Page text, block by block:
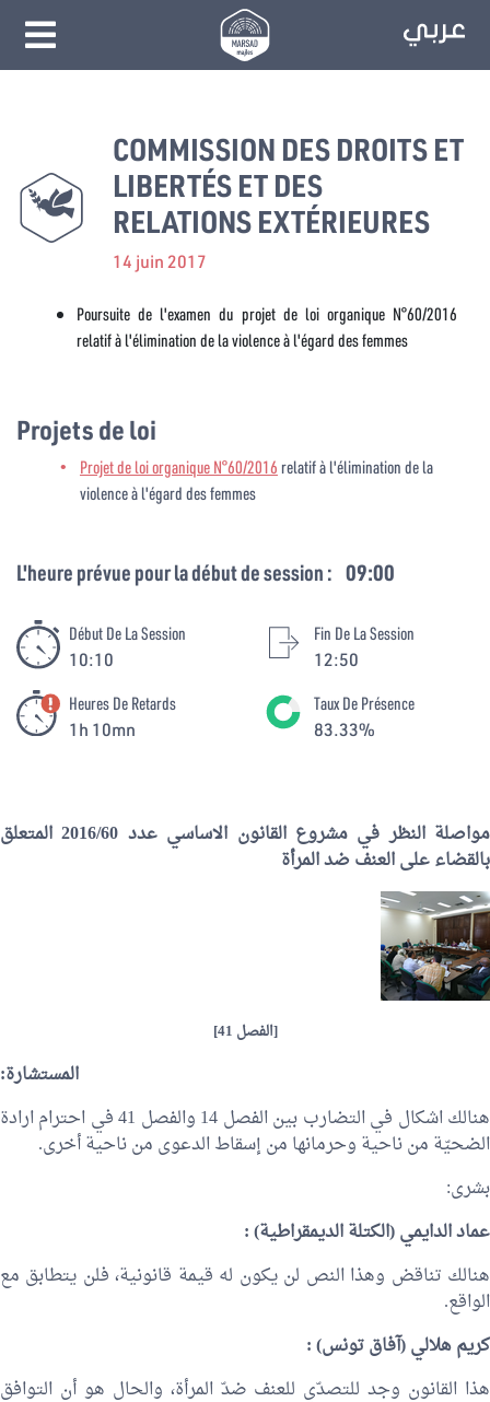
COMMISSION DES DROITS ET
LIBERTÉS ET DES
RELATIONS EXTÉRIEURES
14 juin 2017
Poursuite de l'examen du projet de loi organique N°60/2016
relatif à l'élimination de la violence à l'égard des femmes
Projets de loi
Projet de loi organique N°60/2016relatif à l'élimination de la
violence à l'égard des femmes
L'heure prévue pour la début de session : 09:00
Début De La Session
10:10
Fin De La Session
12:50
Heures De Retards
1h 10mn
Taux De Présence
83.33%
مواصلة النظر في مشروع القانون الاساسي عدد 2016/60 المتعلق
بالقضاء على العنف ضد المرأة
[الفصل 41]
المستشارة:
هنالك اشكال في التضارب بين الفصل 14 والفصل 41 في احترام ارادة
الضحيّة من ناحية وحرمانها من إسقاط الدعوى من ناحية أخرى.
بشرى:
عماد الدايمي(الكتلة الديمقراطية) :
هنالك تناقض وهذا النص لن يكون له قيمة قانونية، فلن يتطابق مع
الواقع.
كريم هلالي (آفاق تونس) :
هذا القانون وجد للتصدّي للعنف ضدّ المرأة، والحال هو أن التوافق